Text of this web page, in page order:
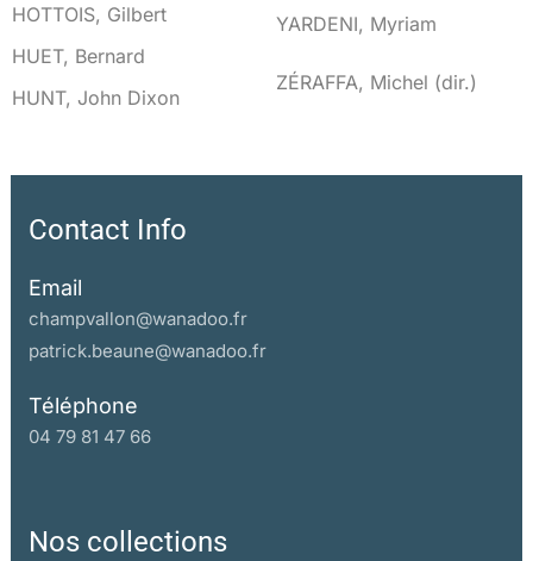
HOTTOIS, Gilbert
HUET, Bernard
HUNT, John Dixon
Y
YARDENI, Myriam
Z
ZÉRAFFA, Michel (dir.)
Contact Info
Email
champvallon@wanadoo.fr
patrick.beaune@wanadoo.fr
Téléphone
04 79 81 47 66
Nos collections